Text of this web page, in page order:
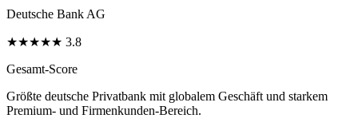
Deutsche Bank AG
★★★★★ 3.8
Gesamt-Score
Größte deutsche Privatbank mit globalem Geschäft und starkem
Premium- und Firmenkunden-Bereich.